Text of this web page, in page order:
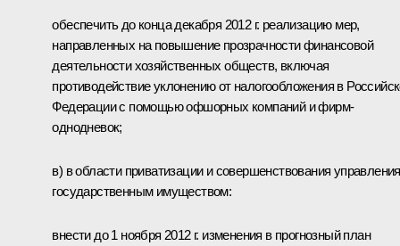
обеспечить до конца декабря 2012 г. реализацию мер,
направленных на повышение прозрачности финансовой
деятельности хозяйственных обществ, включая
противодействие уклонению от налогообложения в
Федерации с помощью офшорных компаний и фирм-
однодневок;
в) в области приватизации и совершенствования управления
государственным имуществом:
внести до 1 ноября 2012 г. изменения в прогнозный план